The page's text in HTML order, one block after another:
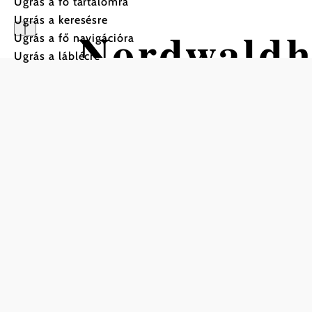
Ugrás a keresésre
Ugrás a fő navigációra
Ugrás a láblécre